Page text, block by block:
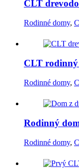
CLT
Rodinné domy,
CLT
Rodinné domy,
Rodinný
Rodinné domy,